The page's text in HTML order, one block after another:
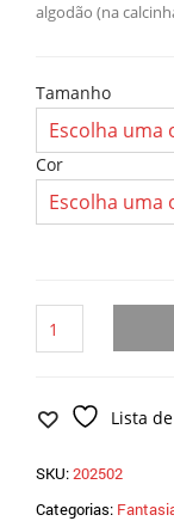
algodão (na
Tamanho
Cor
Feitiche
Top
Strappy
202502
quantidade
Lista
SKU:202502
Categorias: